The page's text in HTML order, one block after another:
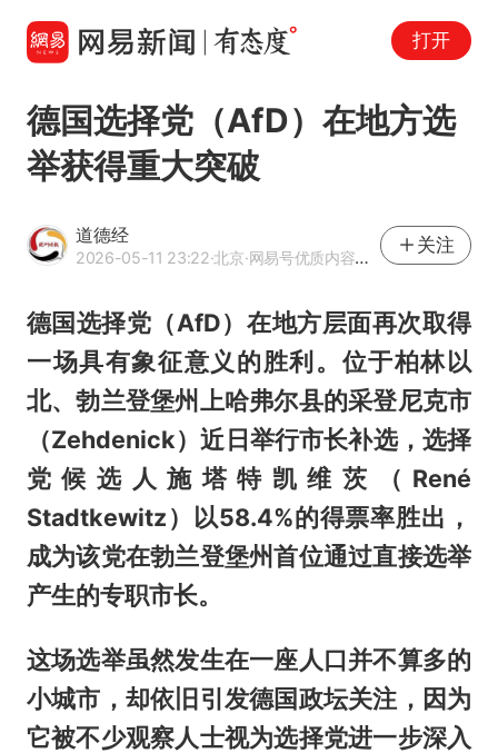
打开
德国选择党（AfD）在地方选
举获得重大突破
道德经
2026-05-11 23:22·北京·网易号优质内容创作者
关注
德国选择党（AfD）在地方层面再次取得
一场具有象征意义的胜利。位于柏林以
北、勃兰登堡州上哈弗尔县的采登尼克市
（Zehdenick）近日举行市长补选，选择
党候选人施塔特凯维茨（René
Stadtkewitz）以58.4%的得票率胜出，
成为该党在勃兰登堡州首位通过直接选举
产生的专职市长。
这场选举虽然发生在一座人口并不算多的
小城市，却依旧引发德国政坛关注，因为
它被不少观察人士视为选择党进一步深入